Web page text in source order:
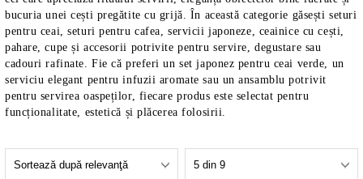
bucuria unei cești pregătite cu grijă. În această categorie găsești seturi
pentru ceai, seturi pentru cafea, servicii japoneze, ceainice cu cești,
pahare, cupe și accesorii potrivite pentru servire, degustare sau
cadouri rafinate. Fie că preferi un set japonez pentru ceai verde, un
serviciu elegant pentru infuzii aromate sau un ansamblu potrivit
pentru servirea oaspeților, fiecare produs este selectat pentru
funcționalitate, estetică și plăcerea folosirii.